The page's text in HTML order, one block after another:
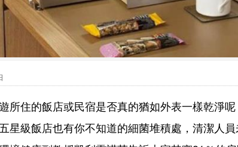
所住的飯店或民宿是否真的猶如外表一樣乾淨
星級飯店也有你不知道的細菌堆積處，清潔人